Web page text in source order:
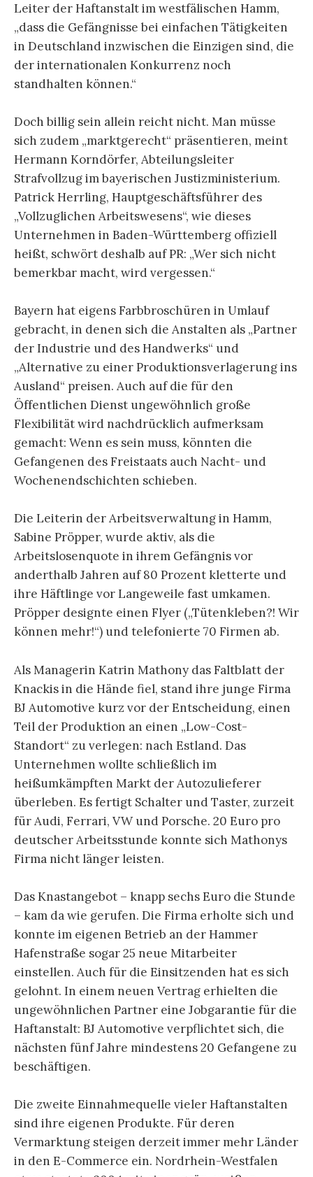
Leiter der Haftanstalt im westfälischen Hamm,
„dass die Gefängnisse bei einfachen Tätigkeiten
in Deutschland inzwischen die Einzigen sind, die
der internationalen Konkurrenz noch
standhalten können.“
Doch billig sein allein reicht nicht. Man müsse
sich zudem „marktgerecht“ präsentieren, meint
Hermann Korndörfer, Abteilungsleiter
Strafvollzug im bayerischen Justizministerium.
Patrick Herrling, Hauptgeschäftsführer des
„Vollzuglichen Arbeitswesens“, wie dieses
Unternehmen in Baden-Württemberg offiziell
heißt, schwört deshalb auf PR: „Wer sich nicht
bemerkbar macht, wird vergessen.“
Bayern hat eigens Farbbroschüren in Umlauf
gebracht, in denen sich die Anstalten als „Partner
der Industrie und des Handwerks“ und
„Alternative zu einer Produktionsverlagerung ins
Ausland“ preisen. Auch auf die für den
Öffentlichen Dienst ungewöhnlich große
Flexibilität wird nachdrücklich aufmerksam
gemacht: Wenn es sein muss, könnten die
Gefangenen des Freistaats auch Nacht- und
Wochenendschichten schieben.
Die Leiterin der Arbeitsverwaltung in Hamm,
Sabine Pröpper, wurde aktiv, als die
Arbeitslosenquote in ihrem Gefängnis vor
anderthalb Jahren auf 80 Prozent kletterte und
ihre Häftlinge vor Langeweile fast umkamen.
Pröpper designte einen Flyer („Tütenkleben?! Wir
können mehr!“) und telefonierte 70 Firmen ab.
Als Managerin Katrin Mathony das Faltblatt der
Knackis in die Hände fiel, stand ihre junge Firma
BJ Automotive kurz vor der Entscheidung, einen
Teil der Produktion an einen „Low-Cost-
Standort“ zu verlegen: nach Estland. Das
Unternehmen wollte schließlich im
heißumkämpften Markt der Autozulieferer
überleben. Es fertigt Schalter und Taster, zurzeit
für Audi, Ferrari, VW und Porsche. 20 Euro pro
deutscher Arbeitsstunde konnte sich Mathonys
Firma nicht länger leisten.
Das Knastangebot – knapp sechs Euro die Stunde
– kam da wie gerufen. Die Firma erholte sich und
konnte im eigenen Betrieb an der Hammer
Hafenstraße sogar 25 neue Mitarbeiter
einstellen. Auch für die Einsitzenden hat es sich
gelohnt. In einem neuen Vertrag erhielten die
ungewöhnlichen Partner eine Jobgarantie für die
Haftanstalt: BJ Automotive verpflichtet sich, die
nächsten fünf Jahre mindestens 20 Gefangene zu
beschäftigen.
Die zweite Einnahmequelle vieler Haftanstalten
sind ihre eigenen Produkte. Für deren
Vermarktung steigen derzeit immer mehr Länder
in den E-Commerce ein. Nordrhein-Westfalen